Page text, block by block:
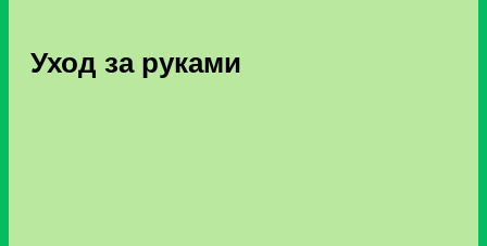
Уход за руками